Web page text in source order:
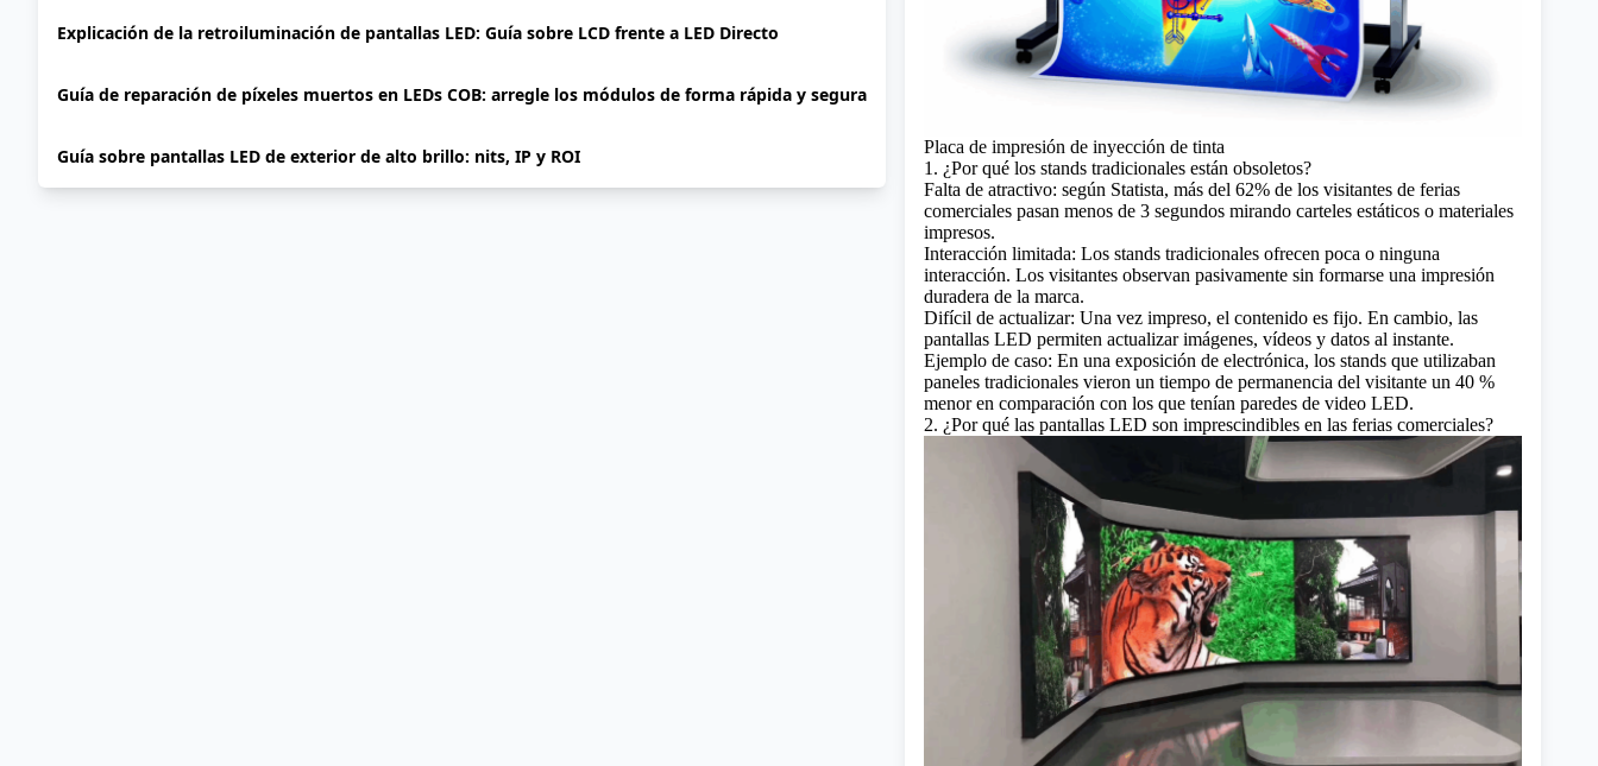
Explicación de la retroiluminación de pantallas LED: Guía sobre LCD frente a LED Directo
Guía de reparación de píxeles muertos en LEDs COB: arregle los módulos de forma rápida y segura
Guía sobre pantallas LED de exterior de alto brillo: nits, IP y ROI
Placa de impresión de inyección de tinta
1. ¿Por qué los stands tradicionales están obsoletos?
Falta de atractivo: según Statista, más del 62% de los visitantes de ferias
comerciales pasan menos de 3 segundos mirando carteles estáticos o materiales
impresos.
Interacción limitada: Los stands tradicionales ofrecen poca o ninguna
interacción. Los visitantes observan pasivamente sin formarse una impresión
duradera de la marca.
Difícil de actualizar: Una vez impreso, el contenido es fijo. En cambio, las
pantallas LED permiten actualizar imágenes, vídeos y datos al instante.
Ejemplo de caso: En una exposición de electrónica, los stands que utilizaban
paneles tradicionales vieron un tiempo de permanencia del visitante un 40 %
menor en comparación con los que tenían paredes de video LED.
2. ¿Por qué las pantallas LED son imprescindibles en las ferias comerciales?